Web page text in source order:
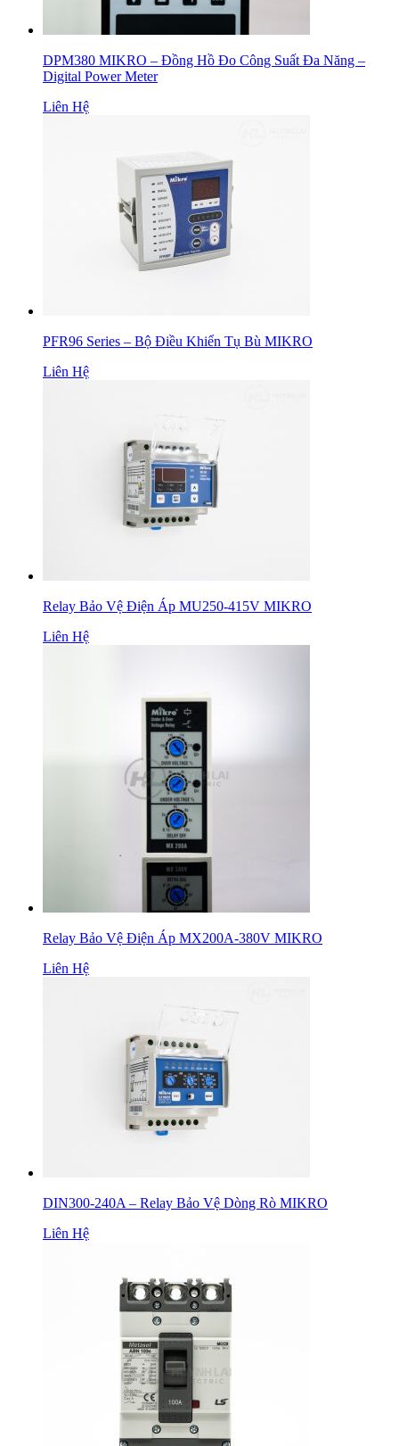
DPM380 MIKRO – Đồng Hồ Đo Công Suất Đa Năng –
Digital Power Meter
Liên Hệ
PFR96 Series – Bộ Điều Khiển Tụ Bù MIKRO
Liên Hệ
Relay Bảo Vệ Điện Áp MU250-415V MIKRO
Liên Hệ
Relay Bảo Vệ Điện Áp MX200A-380V MIKRO
Liên Hệ
DIN300-240A – Relay Bảo Vệ Dòng Rò MIKRO
Liên Hệ